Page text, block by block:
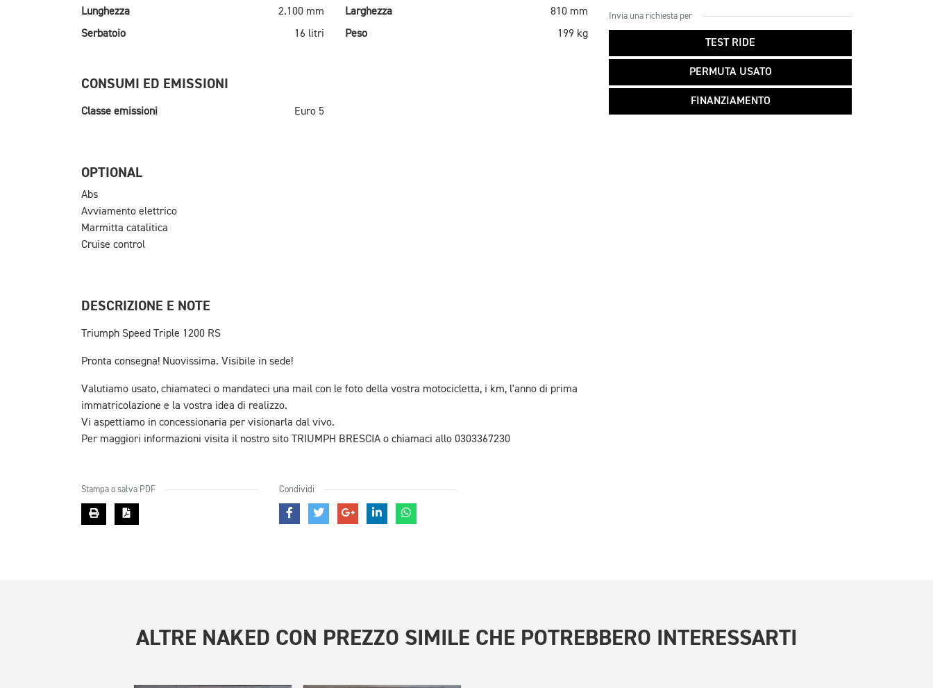
Lunghezza
2.100 mm Larghezza
810 mm
Serbatoio
16 litri Peso 199 kg
CONSUMI ED EMISSIONI
Classe emissioni Euro 5
OPTIONAL
Abs
Avviamento elettrico
Marmitta catalitica
Cruise control
DESCRIZIONE E NOTE
Triumph Speed Triple 1200 RS
Pronta consegna! Nuovissima. Visibile in sede!
Valutiamo usato, chiamateci o mandateci una mail con le foto della vostra motocicletta, i km, l'anno di prima
immatricolazione e la vostra idea di realizzo.
Vi aspettiamo in concessionaria per visionarla dal vivo.
Per maggiori informazioni visita il nostro sito TRIUMPH BRESCIA o chiamaci allo 0303367230
Invia una richiesta per
TEST RIDE
PERMUTA USATO
FINANZIAMENTO
Stampa o salva PDF Condividi
ALTRE NAKED CON PREZZO SIMILE CHE POTREBBERO INTERESSARTI